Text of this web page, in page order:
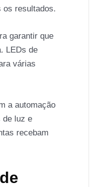
os resultados.
garantir que
LEDs de
várias
a automação
de luz e
recebam